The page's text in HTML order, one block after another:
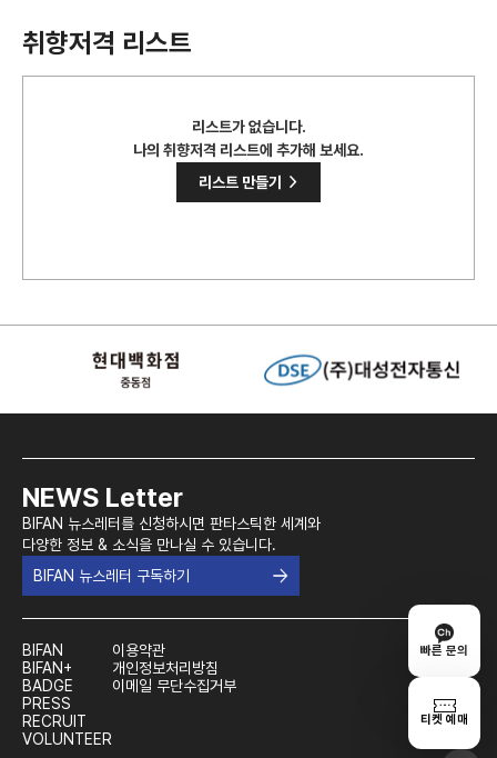
빠른 문의
티켓 예매
취향저격 리스트
리스트가 없습니다.
나의 취향저격 리스트에 추가해 보세요.
리스트 만들기
>
NEWS Letter
BIFAN 뉴스레터를 신청하시면 판타스틱한 세계와
다양한 정보 & 소식을 만나실 수 있습니다.
BIFAN 뉴스레터 구독하기
BIFAN
BIFAN+
BADGE
PRESS
RECRUIT
VOLUNTEER
이용약관
개인정보처리방침
이메일 무단수집거부